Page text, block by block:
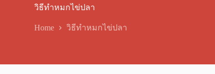
วิธีทำหมกไข่ปลา
Home วิธีทำหมกไข่ปลา